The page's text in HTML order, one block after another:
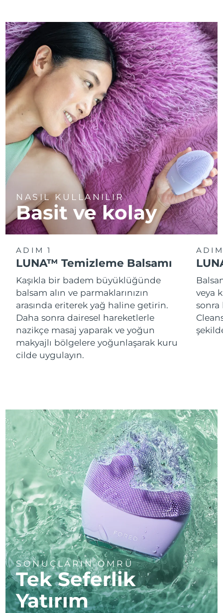
NASIL KULLANILIR
Basit ve kolay
ADIM 1
LUNA™ Temizleme Balsamı
Kaşıkla bir badem büyüklüğünde
balsam alın ve parmaklarınızın
arasında eriterek yağ haline getirin.
Daha sonra dairesel hareketlerle
nazikçe masaj yaparak ve yoğun
makyajlı bölgelere yoğunlaşarak kuru
cilde uygulayın.
veya
sonra
SONUÇLARIN ÖMRÜ
Tek Seferlik
Yatırım